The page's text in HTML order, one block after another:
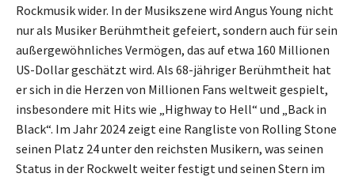
Rockmusik wider. In der Musikszene wird Angus Young nicht
nur als Musiker Berühmtheit gefeiert, sondern auch für sein
außergewöhnliches Vermögen, das auf etwa 160 Millionen
US-Dollar geschätzt wird. Als 68-jähriger Berühmtheit hat
er sich in die Herzen von Millionen Fans weltweit gespielt,
insbesondere mit Hits wie „Highway to Hell“ und „Back in
Black“. Im Jahr 2024 zeigt eine Rangliste von Rolling Stone
seinen Platz 24 unter den reichsten Musikern, was seinen
Status in der Rockwelt weiter festigt und seinen Stern im